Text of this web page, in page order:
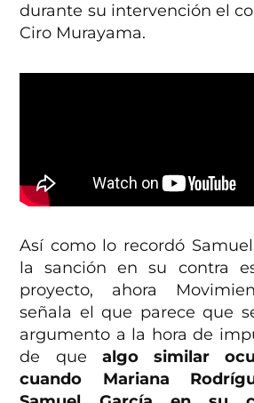
durante su intervención el
Ciro Murayama.
Así como lo recordó
la sanción en su contra
proyecto, ahora
señala el que parece que
argumento a la hora de
de que algo similar
cuando Mariana